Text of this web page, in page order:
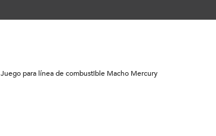
Juego para línea de combustible Macho Mercury